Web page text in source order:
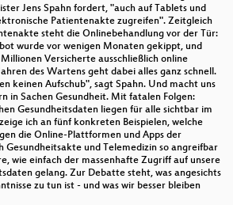
Jens Spahn fordert, "auch auf Tablets und
Patientenakte zugreifen". Zeitgleich
steht die Onlinebehandlung vor der Tür:
wurde vor wenigen Monaten gekippt, und
Versicherte ausschließlich online
des Wartens geht dabei alles ganz schnell.
keinen Aufschub", sagt Spahn. Und macht uns
in Sachen Gesundheit. Mit fatalen Folgen:
Gesundheitsdaten liegen für alle sichtbar im
ich an fünf konkreten Beispielen, welche
die Online-Plattformen und Apps der
Gesundheitsakte und Telemedizin so angreifbar
wie einfach der massenhafte Zugriff auf unsere
gelang. Zur Debatte steht, was angesichts
zu tun ist - und was wir besser bleiben